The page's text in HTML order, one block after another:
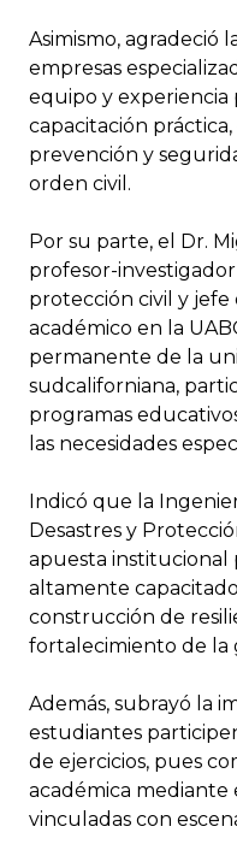
Asimismo, agradeció
empresas
equipo y experiencia
capacitación
prevención y
orden civil.
Por su parte, el Dr.
profesor-
protección civil y
académico en la
permanente de la
sudcaliforniana,
programas
las necesidades
Indicó que la
Desastres y
apuesta institucional
altamente
construcción de
fortalecimiento de la
Además, subrayó la
estudiantes
de ejercicios, pues
académica mediante
vinculadas con